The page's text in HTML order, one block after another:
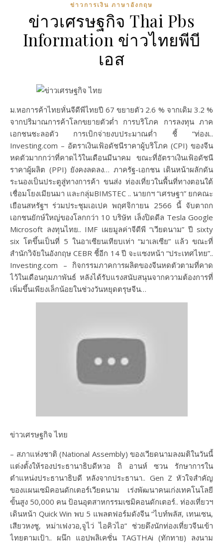
ข่าวการเงิน ภาษาอังกฤษ
ข่าวเศรษฐกิจ Thai Pbs
Information ข่าวไทยพีบี
เอส
ม.หอการค้าไทยหั่นจีดีพีไทยปี 67 ขยายตัว 2.6 % จากเดิม 3.2 %
จากปริมาณการค้าโลกขยายตัวต่ำ การบริโภค การลงทุน ภาค
เอกชนชะลอตัว การเบิกจ่ายงบประมาณต่ำ ชี้ “ท่องเ..
Investing.com – อัตราเงินเฟ้อดัชนีราคาผู้บริโภค (CPI) ของจีน
หดตัวมากกว่าที่คาดไว้ในเดือนมีนาคม ขณะที่อัตราเงินเฟ้อดัชนี
ราคาผู้ผลิต (PPI) ยังคงลดลง… ภาครัฐ-เอกชน เดินหน้าผลักดัน
ระนองเป็นประตูสู่ทางการค้า ขนส่ง ท่องเที่ยวในพื้นที่ทางตอนใต้
เชื่อมโยงเมียนมา และกลุ่มBIMSTEC .. นายกฯ “เศรษฐา” ยกคณะ
เยือนสหรัฐฯ ร่วมประชุมเอเปค พฤศจิกายน 2566 นี้ จับตาถก
เอกชนยักษ์ใหญ่ของโลกกว่า 10 บริษัท เล็งปิดดีล Tesla Google
Microsoft ลงทุนไทย.. IMF เผยมูลค่าจีดีพี “เวียดนาม” ปี sixty
six โตขึ้นเป็นที่ 5 ในอาเซียนเทียบเท่า “มาเลเซีย” แล้ว ขณะที่
สำนักวิจัยในอังกฤษ CEBR ชี้อีก 14 ปี จะแซงหน้า “ประเทศไทย”..
Investing.com – กิจกรรมภาคการผลิตของจีนหดตัวตามที่คาด
ไว้ในเดือนกุมภาพันธ์ หลังได้รับแรงสนับสนุนจากความต้องการที่
เพิ่มขึ้นเพียงเล็กน้อยในช่วงวันหยุดตรุษจีน…
ข่าวเศรษฐกิจ ไทย
– สภาแห่งชาติ (National Assembly) ของเวียดนามลงมติในวันนี้
แต่งตั้งให้รองประธานาธิบดีหวอ ถิ อานห์ ซวน รักษาการใน
ตำแหน่งประธานาธิบดี หลังจากประธานา.. Gen Z หัวใจสำคัญ
ของแผนเซมิคอนดักเตอร์เวียดนาม เร่งพัฒนาคนเก่งเทคโนโลยี
ขั้นสูง 50,000 คน ป้อนอุตสาหกรรมเซมิคอนดักเตอร์.. ท่องเที่ยวฯ
เดินหน้า Quick Win พบ 5 แพลตฟอร์มดังจีน “ไบท์พลัส, เทนเซน,
เสียวหงชู, หม่าเฟงวอ,จูไว่ ไอคิวไอ” ช่วยดึงนักท่องเที่ยวจีนเข้า
ไทยตามเป้า.. ผนึก แอปพลิเคชั่น TAGTHAi (ทักทาย) ลงนาม